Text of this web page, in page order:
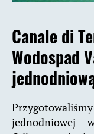
Canale di
Wodospad
jednodniowej